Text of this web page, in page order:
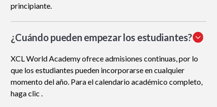
principiante.
¿Cuándo pueden empezar los estudiantes?
XCL World Academy ofrece admisiones continuas, por lo
que los estudiantes pueden incorporarse en cualquier
momento del año. Para el calendario académico completo,
haga clic .